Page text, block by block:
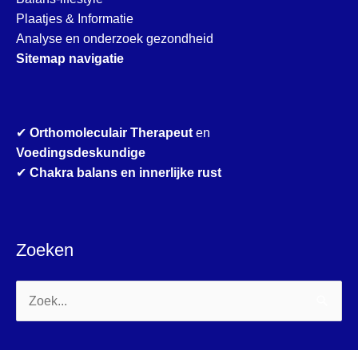
Plaatjes & Informatie
Analyse en onderzoek gezondheid
Sitemap navigatie
✔ Orthomoleculair Therapeut en
Voedingsdeskundige
✔ Chakra balans en innerlijke rust
Zoeken
Zoek
naar: